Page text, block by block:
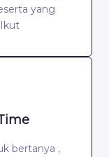
yang
bertanya ,